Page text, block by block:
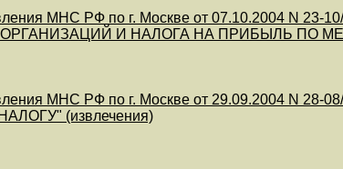
МНС РФ по г. Москве от 07.10.2004 N
И НАЛОГА НА ПРИБЫЛЬ ПО
МНС РФ по г. Москве от 29.09.2004 N
(извлечения)